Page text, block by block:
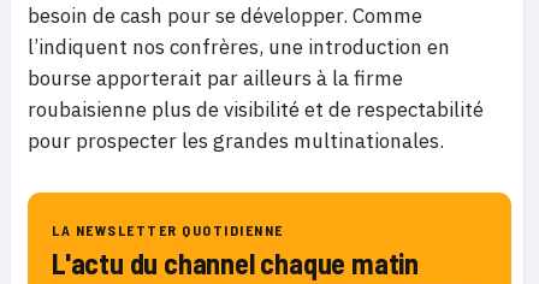
besoin de cash pour se développer. Comme
l’indiquent nos confrères, une introduction en
bourse apporterait par ailleurs à la firme
roubaisienne plus de visibilité et de respectabilité
pour prospecter les grandes multinationales.
LA NEWSLETTER QUOTIDIENNE
L'actu du channel chaque matin